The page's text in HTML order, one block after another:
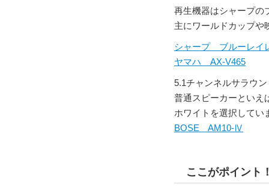
再生機器はシャープの
主にワールドカップや
シャープ ブルーレイ
ヤマハ AX-V465
5.1チャンネルサラウ
普通スピーカーといえ
ホワイトを選択してい
BOSE AM10-Ⅳ
ここがポイント